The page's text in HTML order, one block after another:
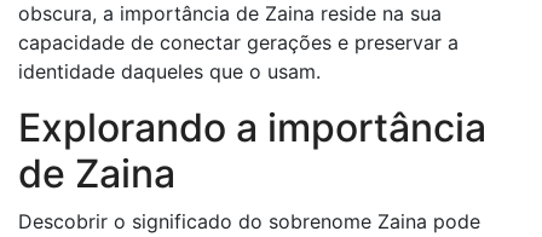
obscura, a importância de Zaina reside na sua
capacidade de conectar gerações e preservar a
identidade daqueles que o usam.
Explorando a importância
de Zaina
Descobrir o significado do sobrenome Zaina pode